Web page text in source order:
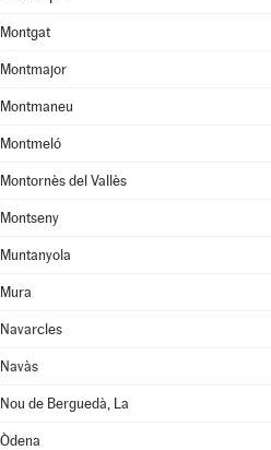
Montgat
Montmajor
Montmaneu
Montmeló
Montornès del Vallès
Montseny
Muntanyola
Mura
Navarcles
Navàs
Nou de Berguedà, La
Òdena